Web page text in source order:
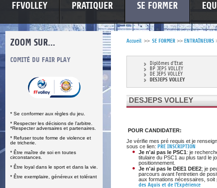
FFVOLLEY PRATIQUER SE FORMER
ZOOM SUR...
COMITÉ DU FAIR PLAY
* Se conformer aux règles du jeu.
* Respecter les décisions de l’arbitre.
*Respecter adversaires et partenaires.
* Refuser toute forme de violence et
de tricherie.
* Être maître de soi en toutes
circonstances.
* Être loyal dans le sport et dans la vie.
* Être exemplaire, généreux et tolérant
LUTTE CONTRE LES VIOLENCES
Accueil >> SE FORMER >> ENTRAÎNEURS
Diplômes d'Etat
BP JEPS VOLLEY
DE JEPS VOLLEY
DESJEPS VOLLEY
DESJEPS VOLLEY
POUR CANDIDATER:
Je vérifie mes pré requis et je
sous ce lien: PRE INSCRIPTION
Je n'ai pas le PSC1: je
titulaire du PSC1 au plus tard le
positionnement.
Je n'ai pas le DEE1 DEE2; je
parcours avant l'entretien de
aux formations nécessaires,
des Aquis et de l'Expérience